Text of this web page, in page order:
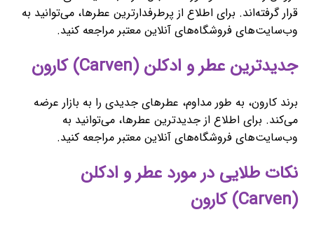
قرار گرفته‌اند. برای اطلاع از پرطرفدارترین عطرها، می‌توانید به
وب‌سایت‌های فروشگاه‌های آنلاین معتبر مراجعه کنید.
جدیدترین عطر و ادکلن (Carven) کارون
برند کارون، به طور مداوم، عطرهای جدیدی را به بازار عرضه
می‌کند. برای اطلاع از جدیدترین عطرها، می‌توانید به
وب‌سایت‌های فروشگاه‌های آنلاین معتبر مراجعه کنید.
نکات طلایی در مورد عطر و ادکلن
(Carven) کارون